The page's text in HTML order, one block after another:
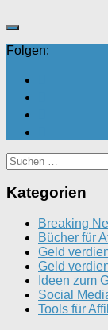
nach
unten.
oben.
Folgen:
Suchen
nach:
Kategorien
Breaking
Bücher für
Geld
Geld
Ideen zum
Social
Tools für